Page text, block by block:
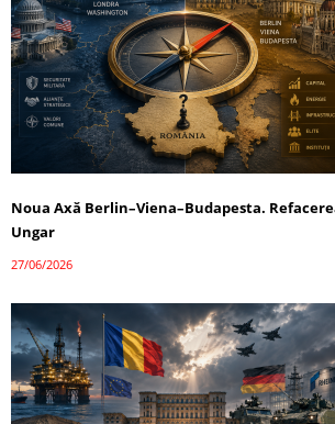
Noua Axă Berlin–Viena–Budapesta.
Ungar
27/06/2026